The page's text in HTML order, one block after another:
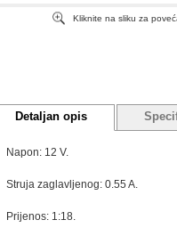
Kliknite na sliku za
Detaljan opis
Napon: 12 V.
Struja zaglavljenog: 0.55 A.
Prijenos: 1:18.